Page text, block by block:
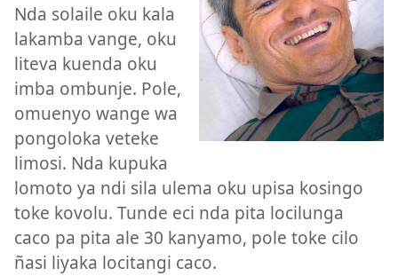
Nda solaile oku kala
lakamba vange, oku
liteva kuenda oku
imba ombunje. Pole,
omuenyo wange wa
pongoloka veteke
limosi. Nda kupuka
lomoto ya ndi sila ulema oku upisa kosingo
toke kovolu. Tunde eci nda pita locilunga
caco pa pita ale 30 kanyamo, pole toke cilo
ñasi liyaka locitangi caco.